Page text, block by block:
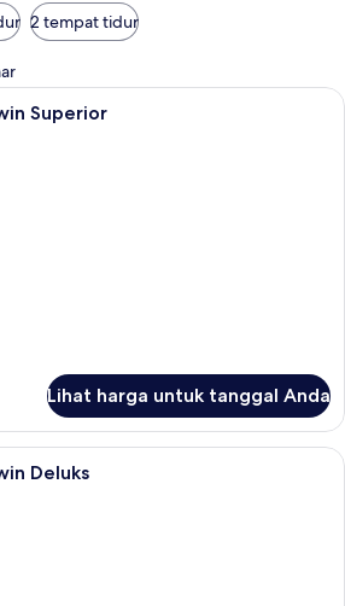
2 tempat tidur
Kamar Double atau Twin Superior |
Superior
Lihat harga untuk tanggal Anda
Kamar Double atau Twin Deluks |
Deluks